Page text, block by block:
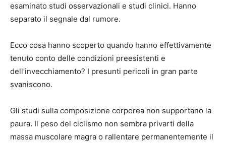
esaminato studi osservazionali e studi clinici. Hanno
separato il segnale dal rumore.
Ecco cosa hanno scoperto quando hanno effettivamente
tenuto conto delle condizioni preesistenti e
dell’invecchiamento? I presunti pericoli in gran parte
svaniscono.
Gli studi sulla composizione corporea non supportano la
paura. Il peso del ciclismo non sembra privarti della
massa muscolare magra o rallentare permanentemente il